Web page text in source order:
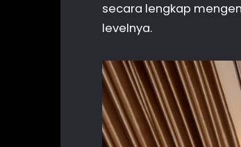
secara lengkap
levelnya.